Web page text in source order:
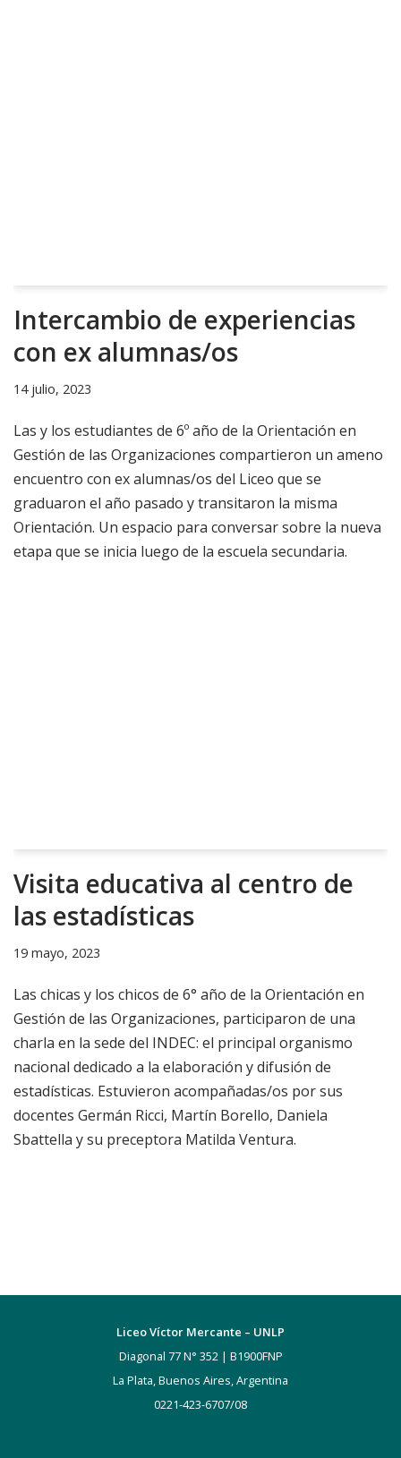
Intercambio de experiencias
con ex alumnas/os
14 julio, 2023
Las y los estudiantes de 6º año de la Orientación en
Gestión de las Organizaciones compartieron un ameno
encuentro con ex alumnas/os del Liceo que se
graduaron el año pasado y transitaron la misma
Orientación. Un espacio para conversar sobre la nueva
etapa que se inicia luego de la escuela secundaria.
Visita educativa al centro de
las estadísticas
19 mayo, 2023
Las chicas y los chicos de 6° año de la Orientación en
Gestión de las Organizaciones, participaron de una
charla en la sede del INDEC: el principal organismo
nacional dedicado a la elaboración y difusión de
estadísticas. Estuvieron acompañadas/os por sus
docentes Germán Ricci, Martín Borello, Daniela
Sbattella y su preceptora Matilda Ventura.
Liceo Víctor Mercante – UNLP
Diagonal 77 N° 352 | B1900FNP
La Plata, Buenos Aires, Argentina
0221-423-6707/08